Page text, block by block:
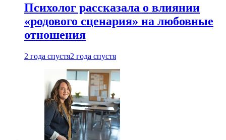
Психолог рассказала о влиянии
«родового сценария» на любовные
отношения
2 года спустя2 года спустя